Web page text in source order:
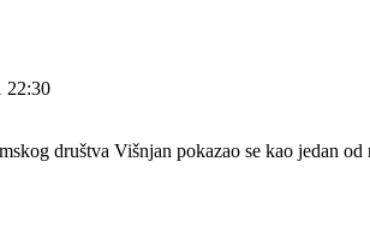
22:30
društva Višnjan pokazao se kao jedan